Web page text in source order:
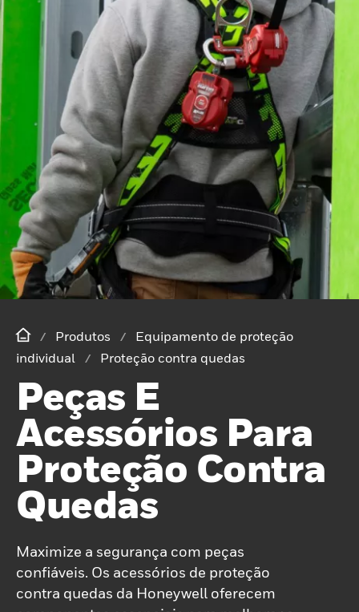
Produtos
Equipamento de proteção
individual
Proteção contra quedas
Peças E
Acessórios Para
Proteção Contra
Quedas
Maximize a segurança com peças
confiáveis. Os acessórios de proteção
contra quedas da Honeywell oferecem